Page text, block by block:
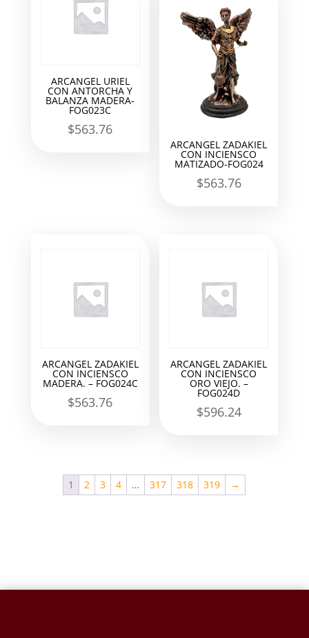
ARCANGEL URIEL
CON ANTORCHA Y
BALANZA MADERA-
FOG023C
$563.76
ARCANGEL ZADAKIEL
CON INCIENSCO
MATIZADO-FOG024
$563.76
ARCANGEL ZADAKIEL
CON INCIENSCO
MADERA. – FOG024C
$563.76
ARCANGEL ZADAKIEL
CON INCIENSCO
ORO VIEJO. –
FOG024D
$596.24
1 2 3 4 … 317 318 319 →